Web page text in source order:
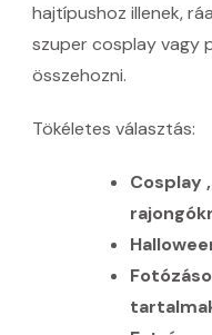
hajtípushoz illenek,
szuper cosplay vagy
összehozni.
Tökéletes választás:
Cosplay